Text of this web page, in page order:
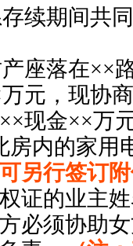
续期间共
座落在××
万元，现协
××现金××万
房内的家用
另行签订
证的业主
必须协助